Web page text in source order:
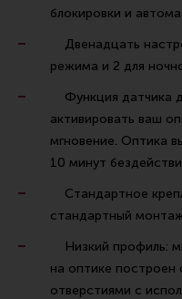
блокировки и
Двенадцать
режима и 2 для
Функция датчика
активировать ваш
мгновение. Оптика
10 минут
Стандартное
стандартный
Низкий профиль:
на оптике
отверстиями с